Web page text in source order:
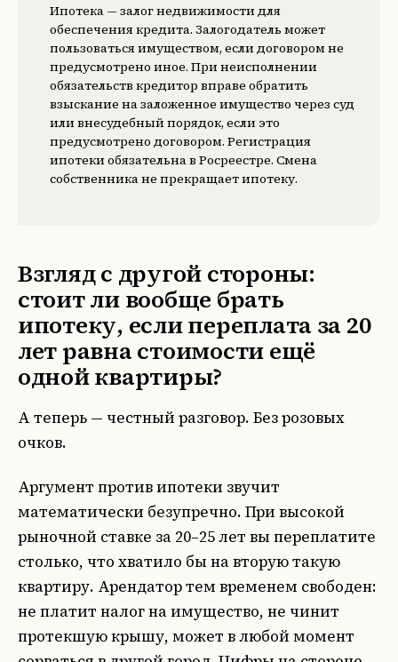
Ипотека — залог недвижимости для
обеспечения кредита. Залогодатель может
пользоваться имуществом, если договором не
предусмотрено иное. При неисполнении
обязательств кредитор вправе обратить
взыскание на заложенное имущество через суд
или внесудебный порядок, если это
предусмотрено договором. Регистрация
ипотеки обязательна в Росреестре. Смена
собственника не прекращает ипотеку.
Взгляд с другой стороны:
стоит ли вообще брать
ипотеку, если переплата за 20
лет равна стоимости ещё
одной квартиры?
А теперь — честный разговор. Без розовых
очков.
Аргумент против ипотеки звучит
математически безупречно. При высокой
рыночной ставке за 20–25 лет вы переплатите
столько, что хватило бы на вторую такую
квартиру. Арендатор тем временем свободен:
не платит налог на имущество, не чинит
протекшую крышу, может в любой момент